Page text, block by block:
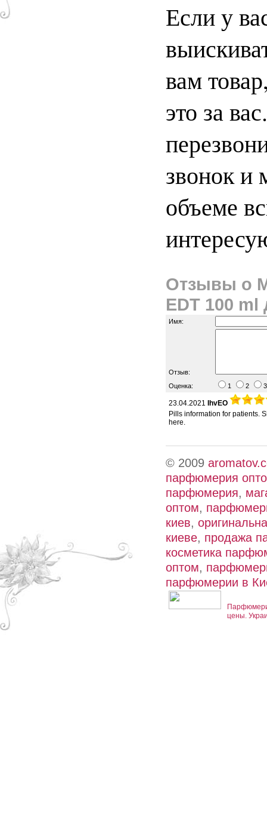
Если у
вам
это за
звонок и
объеме
Отзывы о
EDT 100
Имя:
Отзыв:
Оценка:
1 2
23.04.2021
IhvEO
Pills information for patients.
here.
© 2009
парфюмерия
парфюмерия,
оптом,
киев,
киеве, продажа
косметика
оптом,
парфюмерии в
цены.